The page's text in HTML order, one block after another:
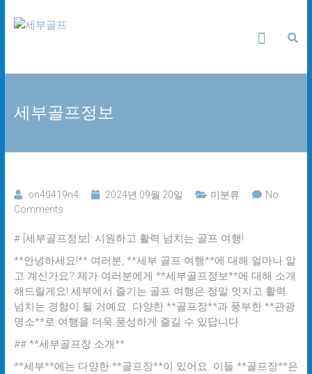
세
프
24
무
료
세부골프정보
on40419n4 2024년 09월 20일 미분류
No
Comments
# [세부골프정보]: 시원하고 활력 넘치는 골프 여행!
**안녕하세요!** 여러분, **세부 골프 여행**에 대해 얼마나 알
고 계신가요? 제가 여러분에게 **세부골프정보**에 대해 소개
해드릴게요! 세부에서 즐기는 골프 여행은 정말 멋지고 활력
넘치는 경험이 될 거예요. 다양한 **골프장**과 풍부한 **관광
명소**로 여행을 더욱 풍성하게 즐길 수 있답니다.
## **세부골프장 소개**
**세부**에는 다양한 **골프장**이 있어요. 이들 **골프장**은